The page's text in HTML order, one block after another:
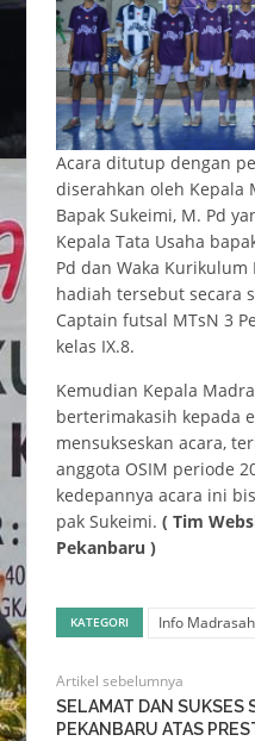
Acara ditutup dengan
diserahkan oleh Kepala
Bapak Sukeimi, M. Pd
Kepala Tata Usaha
Pd dan Waka Kurikulum
hadiah tersebut secara
Captain futsal MTsN 3
kelas IX.8.
Kemudian Kepala
berterimakasih kepada
mensukseskan acara,
anggota OSIM periode
kedepannya acara ini
pak Sukeimi. ( Tim
Pekanbaru )
KATEGORI Info Madrasah
Artikel sebelumnya
SELAMAT DAN SUKSES
PEKANBARU ATAS